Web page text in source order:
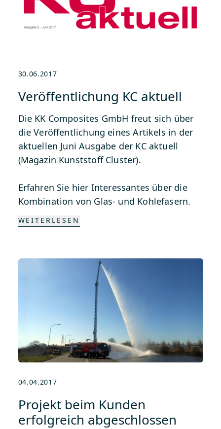
30.06.2017
Veröffentlichung KC aktuell
Die KK Composites GmbH freut sich über
die Veröffentlichung eines Artikels in der
aktuellen Juni Ausgabe der KC aktuell
(Magazin Kunststoff Cluster).
Erfahren Sie hier Interessantes über die
Kombination von Glas- und Kohlefasern.
WEITERLESEN
04.04.2017
Projekt beim Kunden
erfolgreich abgeschlossen